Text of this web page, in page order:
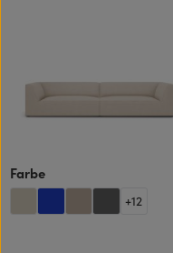
Farbeauswählen
+12